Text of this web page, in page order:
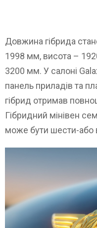
Довжина гібрида
1998 мм, висота –
3200 мм. У салоні
панель приладів та
гібрид отримав
Гібридний мінівен
може бути шести-або